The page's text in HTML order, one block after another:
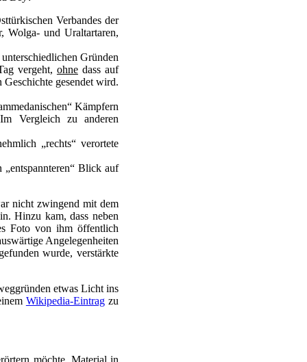
Verbandes der
Wolga- und Uraltartaren,
Gründen
vergeht, ohnedass auf
gesendet wird.
Kämpfern
Vergleich zu anderen
„rechts“ verortete
„entspannteren“ Blick auf
nicht zwingend mit dem
Hinzu kam, dass neben
Foto von ihm öffentlich
Angelegenheiten
wurde, verstärkte
etwas Licht ins
Wikipedia-Eintragzu
möchte, Material in